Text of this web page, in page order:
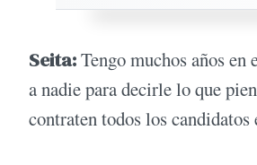
Seita:Tengo muchos años
a nadie para decirle lo que
contraten todos los